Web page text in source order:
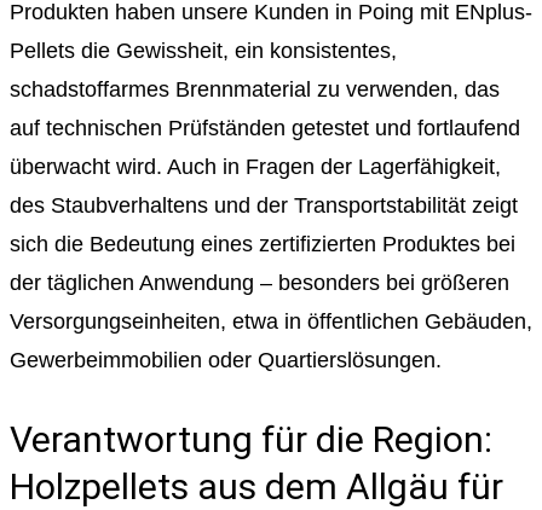
Produkten haben unsere Kunden in Poing mit ENplus-
Pellets die Gewissheit, ein konsistentes,
schadstoffarmes Brennmaterial zu verwenden, das
auf technischen Prüfständen getestet und fortlaufend
überwacht wird. Auch in Fragen der Lagerfähigkeit,
des Staubverhaltens und der Transportstabilität zeigt
sich die Bedeutung eines zertifizierten Produktes bei
der täglichen Anwendung – besonders bei größeren
Versorgungseinheiten, etwa in öffentlichen Gebäuden,
Gewerbeimmobilien oder Quartierslösungen.
Verantwortung für die Region:
Holzpellets aus dem Allgäu für